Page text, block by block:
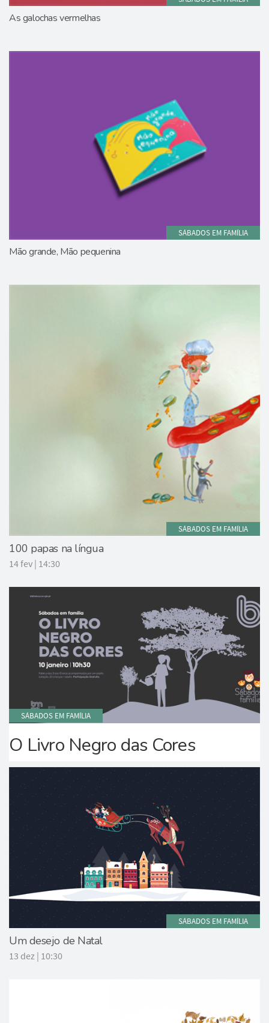
As galochas vermelhas
SÁBADOS EM FAMÍLIA
Mão grande, Mão pequenina
SÁBADOS EM FAMÍLIA
100 papas na língua
14 fev | 14:30
SÁBADOS EM FAMÍLIA
O Livro Negro das Cores
SÁBADOS EM FAMÍLIA
Um desejo de Natal
13 dez | 10:30